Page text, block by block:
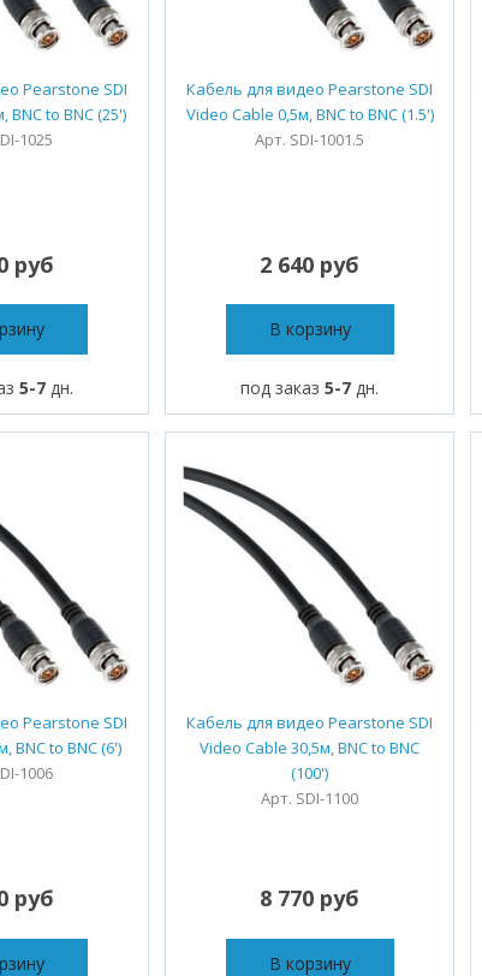
Pearstone SDI
BNC to BNC (25')
1025
руб
5-7дн.
Кабель для видео Pearstone SDI
Video Cable 0,5м, BNC to BNC (1.5')
Арт. SDI-1001.5
2 640 руб
В корзину
под заказ5-7 дн.
Pearstone SDI
BNC to BNC (6')
1006
руб
Кабель для видео Pearstone SDI
Video Cable 30,5м, BNC to BNC
(100')
Арт. SDI-1100
8 770 руб
В корзину